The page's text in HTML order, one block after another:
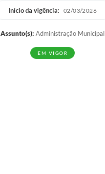
Início da vigência: 02/03/2026
Assunto(s): Administração Municipal
EM VIGOR